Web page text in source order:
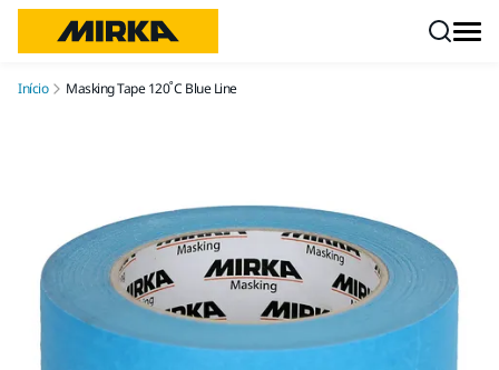
Início Masking Tape 120˚C Blue Line